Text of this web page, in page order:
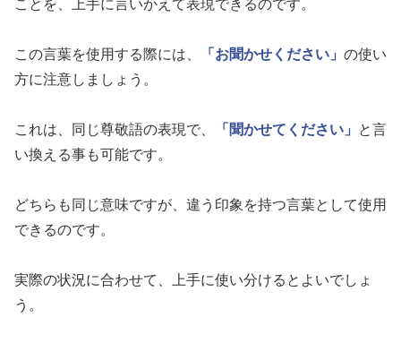
ことを、上手に言いかえて表現できるのです。
この言葉を使用する際には、 「お聞かせください」 の使い
方に注意しましょう。
これは、同じ尊敬語の表現で、 「聞かせてください」
と言
い換える事も可能です。
どちらも同じ意味ですが、違う印象を持つ言葉として使用
できるのです。
実際の状況に合わせて、上手に使い分けるとよいでしょ
う。